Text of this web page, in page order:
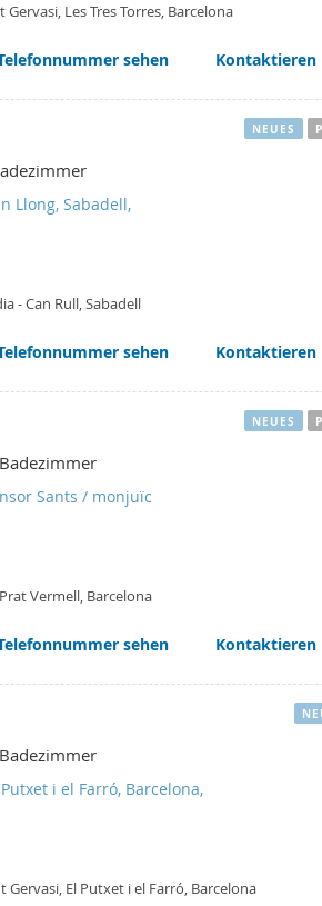
Les Tres Torres, Barcelona
sehen Kontaktieren
Llong, Sabadell,
- Can Rull, Sabadell
sehen Kontaktieren
NEUES
Sants / monjuïc
Vermell, Barcelona
sehen Kontaktieren
NEUES
i el Farró, Barcelona,
Gervasi, El Putxet i el Farró, Barcelona